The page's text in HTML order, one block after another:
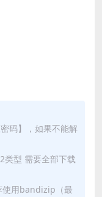
码】，如果不能解
型 需要全部下载
使用bandizip（最